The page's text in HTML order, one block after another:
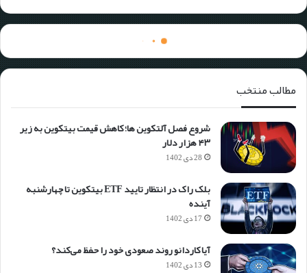
08 آبان 1403 0
230
تحلیل و بررسی رمزارز اینجکتیو (INJ): ۵ مهر